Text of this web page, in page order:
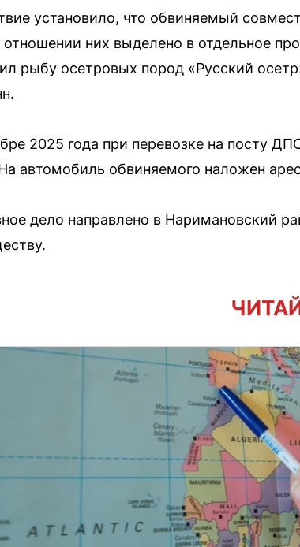
установило, что обвиняемый
них выделено в отдельное
рыбу осетровых пород «Русский
2025 года при перевозке на посту
автомобиль обвиняемого наложен
дело направлено в Наримановский